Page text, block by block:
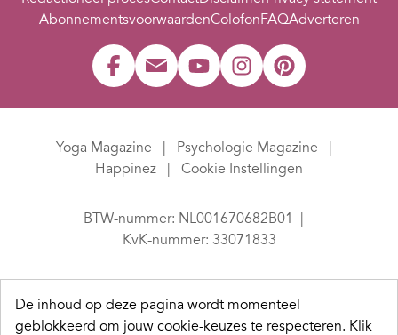
AbonnementsvoorwaardenColofonFAQAdverteren
Yoga Magazine
Psychologie Magazine
Happinez
Cookie Instellingen
BTW-nummer: NL001670682B01
KvK-nummer: 33071833
De inhoud op deze pagina wordt momenteel
geblokkeerd om jouw cookie-keuzes te respecteren. Klik